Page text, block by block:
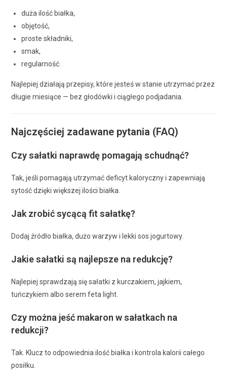
duża ilość białka,
objętość,
proste składniki,
smak,
regularność.
Najlepiej działają przepisy, które jesteś w stanie utrzymać przez
długie miesiące — bez głodówki i ciągłego podjadania.
Najczęściej zadawane pytania (FAQ)
Czy sałatki naprawdę pomagają schudnąć?
Tak, jeśli pomagają utrzymać deficyt kaloryczny i zapewniają
sytość dzięki większej ilości białka.
Jak zrobić sycącą fit sałatkę?
Dodaj źródło białka, dużo warzyw i lekki sos jogurtowy.
Jakie sałatki są najlepsze na redukcję?
Najlepiej sprawdzają się sałatki z kurczakiem, jajkiem,
tuńczykiem albo serem feta light.
Czy można jeść makaron w sałatkach na
redukcji?
Tak. Klucz to odpowiednia ilość białka i kontrola kalorii całego
posiłku.